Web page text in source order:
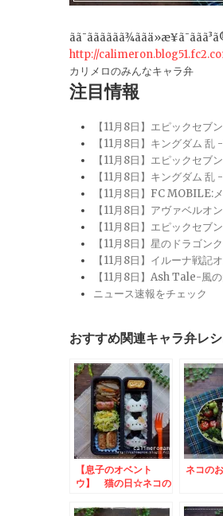
http://
カリメロのみんなキャラ弁
注目情報
【11月8日】エピックセ
【11月8日】キングダム
【11月8日】エピックセ
【11月8日】キングダム
【11月8日】FC MOBILE:
【11月8日】アヴァベル
【11月8日】エピックセ
【11月8日】星のドラゴ
【11月8日】イルーナ戦
【11月8日】Ash Tale-風
ニュース速報をチェック
おすすめ関連キャラ弁レ
【息子のオベント
ウ】 猫の日☆ネコの
ネコの